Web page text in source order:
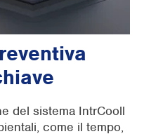
del sistema IntrCooll
come il tempo,